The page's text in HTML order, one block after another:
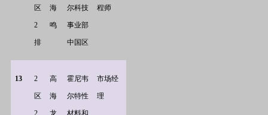
区
2
排
海
鸣
尔科技
事业部
中国区
程师
13 2
区
2
高
海
龙
霍尼韦
尔特性
材料和
市场经
理